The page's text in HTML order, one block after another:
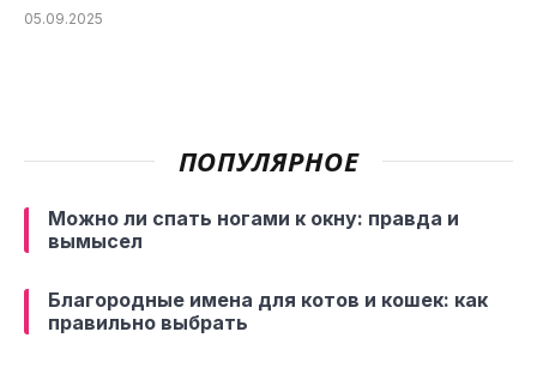
05.09.2025
ПОПУЛЯРНОЕ
Можно ли спать ногами к окну: правда и
вымысел
Благородные имена для котов и кошек: как
правильно выбрать